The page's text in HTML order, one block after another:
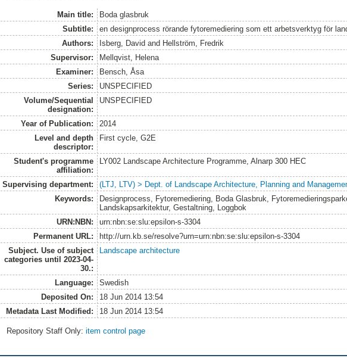
Main title:
Boda glasbruk
Subtitle:
en designprocess rörande fytoremediering som ett arbetsverktyg för
Authors:
Isberg, Davidand Hellström, Fredrik
Supervisor:
Mellqvist, Helena
Examiner:
Bensch, Åsa
Series:
UNSPECIFIED
Volume/Sequential
designation:
UNSPECIFIED
Year of Publication:
2014
Level and depth
descriptor:
First cycle, G2E
Student's programme
affiliation:
LY002 Landscape Architecture Programme, Alnarp 300 HEC
Supervising department:
(LTJ, LTV) > Dept. of Landscape Architecture, Planning and
Keywords:
Designprocess, Fytoremediering, Boda Glasbruk,
Landskapsarkitektur, Gestaltning, Loggbok
URN:NBN:
urn:nbn:se:slu:epsilon-s-3304
Permanent URL:
http://urn.kb.se/resolve?urn=urn:nbn:se:slu:epsilon-s-3304
Subject. Use of subject
categories until 2023-04-
30.:
Landscape architecture
Language:
Swedish
Deposited On:
18 Jun 2014 13:54
Metadata Last Modified:
18 Jun 2014 13:54
Repository Staff Only:item control page